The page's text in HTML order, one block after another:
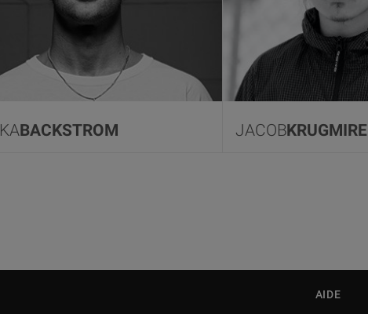
BACKSTROM JACOBKRUGMIRE
AIDE